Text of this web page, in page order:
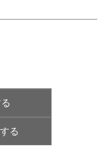
る